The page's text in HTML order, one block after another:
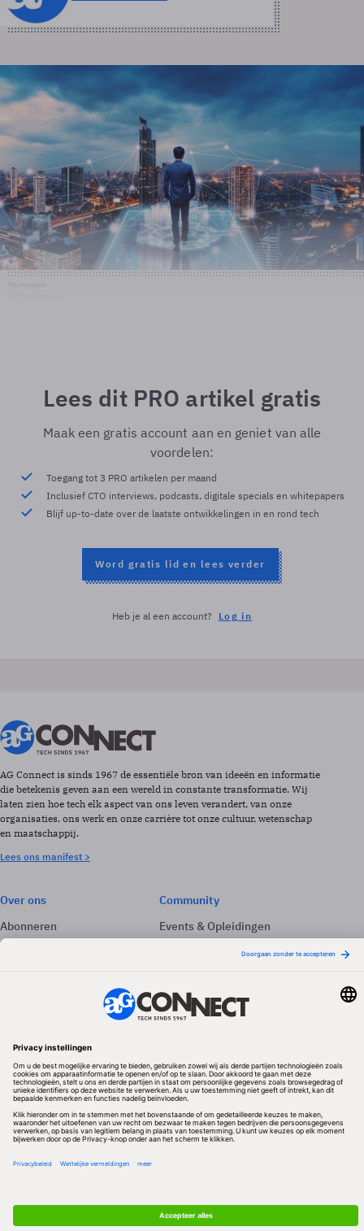
Lees dit PRO artikel gratis
Maak een gratis account aan en geniet van alle
voordelen:
Toegang tot 3 PRO artikelen per maand
Inclusief CTO interviews, podcasts, digitale specials en whitepapers
Blijf up-to-date over de laatste ontwikkelingen in en rond tech
Word gratis lid en lees verder
Heb je al een account? Log in
AG Connect is sinds 1967 de essentiële bron van ideeën en informatie
die betekenis geven aan een wereld in constante transformatie. Wij
laten zien hoe tech elk aspect van ons leven verandert, van onze
organisaties, ons werk en onze carrière tot onze cultuur, wetenschap
en maatschappij.
Lees ons manifest >
Over ons
Abonneren
Adverteren
Community
Events & Opleidingen
Volg ons
Redactionele partner
Algemene Voorwaarden & Copyrights